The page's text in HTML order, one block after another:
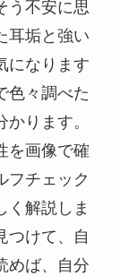
う不安に思
耳垢と強い
になります
色々調べた
ります。
を画像で確
フチェック
く解説しま
つけて、自
めば、自分